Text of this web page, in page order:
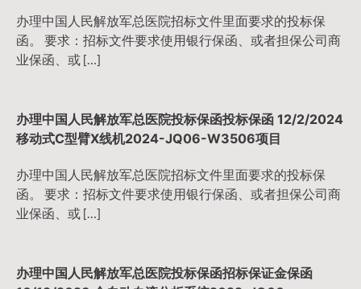
办理中国人民解放军总医院招标文件里面要求的投标保
函。 要求：招标文件要求使用银行保函、或者担保公司商
业保函、或 […]
办理中国人民解放军总医院投标保函投标保函 12/2/2024
移动式C型臂X线机2024-JQ06-W3506项目
办理中国人民解放军总医院招标文件里面要求的投标保
函。 要求：招标文件要求使用银行保函、或者担保公司商
业保函、或 […]
办理中国人民解放军总医院投标保函招标保证金保函